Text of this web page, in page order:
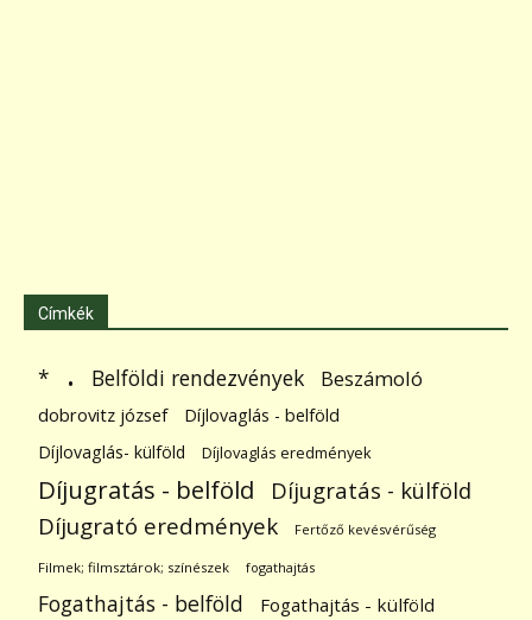
Címkék
* . Belföldi rendezvények Beszámoló
dobrovitz józsef
Díjlovaglás - belföld
Díjlovaglás- külföld
Díjlovaglás eredmények
Díjugratás - belföld Díjugratás - külföld
Díjugrató eredmények Fertőző kevésvérűség
Filmek; filmsztárok; színészek fogathajtás
Fogathajtás - belföld Fogathajtás - külföld